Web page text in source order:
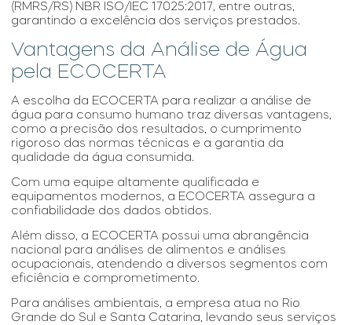
(RMRS/RS) NBR ISO/IEC 17025:2017, entre outras,
garantindo a excelência dos serviços prestados.
Vantagens da Análise de Água
pela ECOCERTA
A escolha da ECOCERTA para realizar a análise de
água para consumo humano traz diversas vantagens,
como a precisão dos resultados, o cumprimento
rigoroso das normas técnicas e a garantia da
qualidade da água consumida.
Com uma equipe altamente qualificada e
equipamentos modernos, a ECOCERTA assegura a
confiabilidade dos dados obtidos.
Além disso, a ECOCERTA possui uma abrangência
nacional para análises de alimentos e análises
ocupacionais, atendendo a diversos segmentos com
eficiência e comprometimento.
Para análises ambientais, a empresa atua no Rio
Grande do Sul e Santa Catarina, levando seus serviços